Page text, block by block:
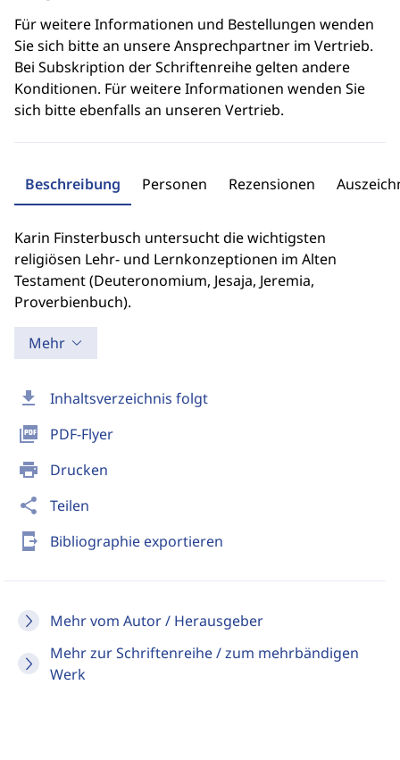
download Inhaltsverzeichnis folgt
picture_as_pdf PDF-Flyer
print Drucken
share Teilen
send_to_mobile Bibliographie exportieren
Mehr vom Autor / Herausgeber
Mehr zur Schriftenreihe / zum mehrbändigen
Werk
Für weitere Informationen und Bestellungen wenden
Sie sich bitte an unsere Ansprechpartner im Vertrieb.
Bei Subskription der Schriftenreihe gelten andere
Konditionen. Für weitere Informationen wenden Sie
sich bitte ebenfalls an unseren Vertrieb.
Beschreibung Personen Rezensionen
Karin Finsterbusch untersucht die wichtigsten
religiösen Lehr- und Lernkonzeptionen im Alten
Testament (Deuteronomium, Jesaja, Jeremia,
Proverbienbuch).
Mehr